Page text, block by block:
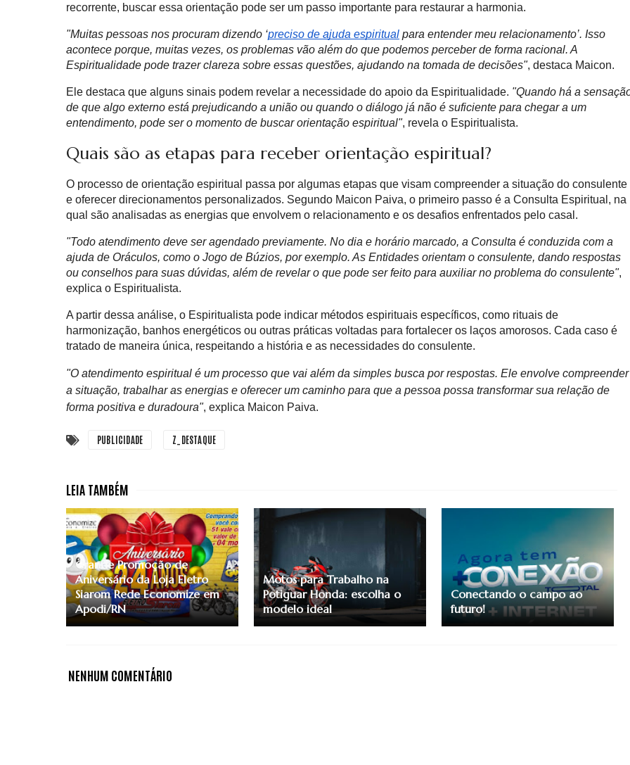
recorrente, buscar essa orientação pode ser um passo importante para restaurar a harmonia.
"Muitas pessoas nos procuram dizendo ‘preciso de ajuda espiritual para entender meu relacionamento’. Isso
acontece porque, muitas vezes, os problemas vão além do que podemos perceber de forma racional. A
Espiritualidade pode trazer clareza sobre essas questões, ajudando na tomada de decisões", destaca Maicon.
Ele destaca que alguns sinais podem revelar a necessidade do apoio da Espiritualidade. "Quando há a
de que algo externo está prejudicando a união ou quando o diálogo já não é suficiente para chegar a um
entendimento, pode ser o momento de buscar orientação espiritual", revela o Espiritualista.
Quais são as etapas para receber orientação espiritual?
O processo de orientação espiritual passa por algumas etapas que visam compreender a situação do consulente
e oferecer direcionamentos personalizados. Segundo Maicon Paiva, o primeiro passo é a Consulta Espiritual, na
qual são analisadas as energias que envolvem o relacionamento e os desafios enfrentados pelo casal.
"Todo atendimento deve ser agendado previamente. No dia e horário marcado, a Consulta é conduzida com a
ajuda de Oráculos, como o Jogo de Búzios, por exemplo. As Entidades orientam o consulente, dando respostas
ou conselhos para suas dúvidas, além de revelar o que pode ser feito para auxiliar no problema do consulente",
explica o Espiritualista.
A partir dessa análise, o Espiritualista pode indicar métodos espirituais específicos, como rituais de
harmonização, banhos energéticos ou outras práticas voltadas para fortalecer os laços amorosos. Cada caso é
tratado de maneira única, respeitando a história e as necessidades do consulente.
"O atendimento espiritual é um processo que vai além da simples busca por respostas. Ele envolve compreender
a situação, trabalhar as energias e oferecer um caminho para que a pessoa possa transformar sua relação de
forma positiva e duradoura", explica Maicon Paiva.
PUBLICIDADE Z_DESTAQUE
Grande Promoção de
Aniversário da Loja Eletro
Siarom Rede Economize em
Apodi/RN
Motos para Trabalho na
Potiguar Honda: escolha o
modelo ideal
Conectando o campo ao
futuro!
NENHUM COMENTÁRIO